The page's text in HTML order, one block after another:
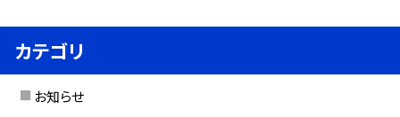
カテゴリ
お知らせ